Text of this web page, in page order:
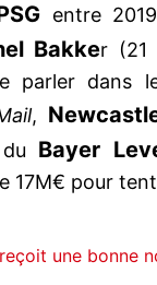
entre
Bakker (21
parler dans
,
Bayer
17M€ pour
une bonne